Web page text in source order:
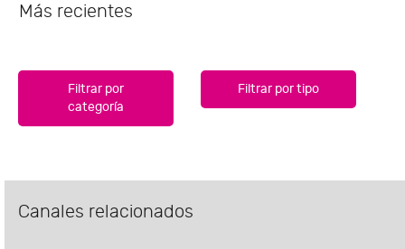
Más recientes
Filtrar por
categoría
Filtrar por tipo
Canales relacionados